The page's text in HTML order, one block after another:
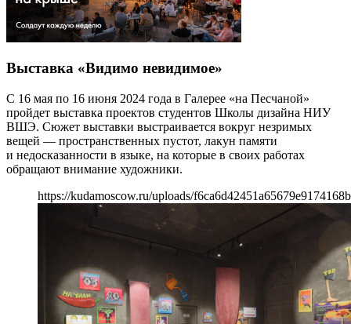
Выставка «Видимо невидимое»
С 16 мая по 16 июня 2024 года в Галерее «на Песчаной»
пройдет выставка проектов студентов Школы дизайна НИУ
ВШЭ. Сюжет выставки выстраивается вокруг незримых
вещей — пространственных пустот, лакун памяти
и недосказанности в языке, на которые в своих работах
обращают внимание художники.
https://kudamoscow.ru/uploads/